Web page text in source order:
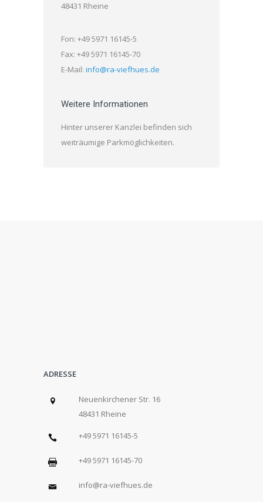
48431 Rheine
Fon: +49 5971 16145-5
Fax: +49 5971 16145-70
E-Mail: info@ra-viefhues.de
Weitere Informationen
Hinter unserer Kanzlei befinden sich
weiträumige Parkmöglichkeiten.
ADRESSE
Neuenkirchener Str. 16
48431 Rheine
+49 5971 16145-5
+49 5971 16145-70
info@ra-viefhues.de